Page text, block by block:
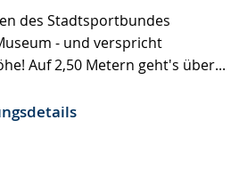
des Stadtsportbundes
- und verspricht
Auf 2,50 Metern geht's über...